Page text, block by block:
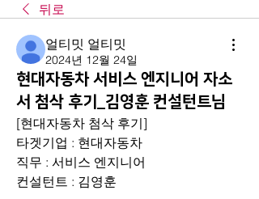
뒤로
얼티밋 얼티밋
2024년 12월 24일
현대자동차 서비스 엔지니어 자소
서 첨삭 후기_김영훈 컨설턴트님
[현대자동차 첨삭 후기]
타겟기업 : 현대자동차
직무 : 서비스 엔지니어
컨설턴트 : 김영훈